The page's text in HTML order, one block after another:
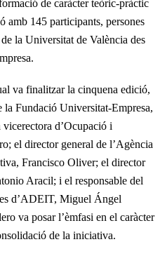
de caràcter teòric-pràctic
amb 145 participants, persones
la Universitat de València des
va finalitzar la cinquena edició,
la Fundació Universitat-Empresa,
d’Ocupació i
el director general de l’Agència
Francisco Oliver; el director
Aracil; i el responsable del
d’ADEIT, Miguel Ángel
va posar l’èmfasi en el caràcter
de la iniciativa.